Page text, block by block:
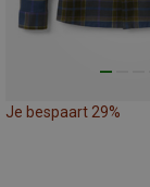
Je bespaart 29%